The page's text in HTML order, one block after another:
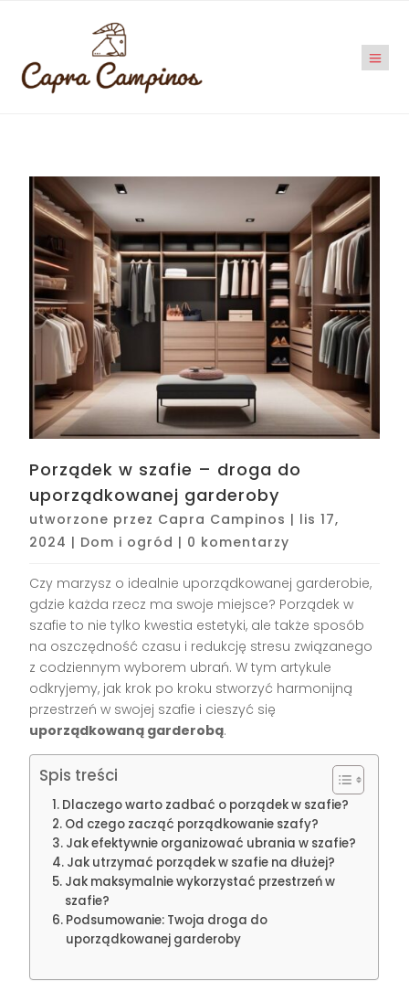
Porządek w szafie – droga do
uporządkowanej garderoby
utworzone przez Capra Campinos | lis 17,
2024 | Dom i ogród | 0 komentarzy
Czy marzysz o idealnie uporządkowanej garderobie,
gdzie każda rzecz ma swoje miejsce? Porządek w
szafie to nie tylko kwestia estetyki, ale także sposób
na oszczędność czasu i redukcję stresu związanego
z codziennym wyborem ubrań. W tym artykule
odkryjemy, jak krok po kroku stworzyć harmonijną
przestrzeń w swojej szafie i cieszyć się
uporządkowaną garderobą.
Spis treści
Dlaczego warto zadbać o porządek w szafie?
Od czego zacząć porządkowanie szafy?
Jak efektywnie organizować ubrania w szafie?
Jak utrzymać porządek w szafie na dłużej?
Jak maksymalnie wykorzystać przestrzeń w
szafie?
Podsumowanie: Twoja droga do
uporządkowanej garderoby